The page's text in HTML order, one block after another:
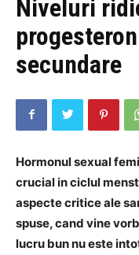
Niveluri
secundare
Hormonul sexual
crucial in ciclul
aspecte critice ale
spuse, cand vine
lucru bun nu este